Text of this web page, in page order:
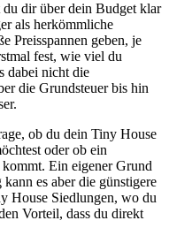
du dir über dein Budget klar
als herkömmliche
Preisspannen geben, je
fest, wie viel du
dabei nicht die
die Grundsteuer bis hin
ob du dein Tiny House
oder ob ein
Ein eigener Grund
es aber die günstigere
House Siedlungen, wo du
Vorteil, dass du direkt